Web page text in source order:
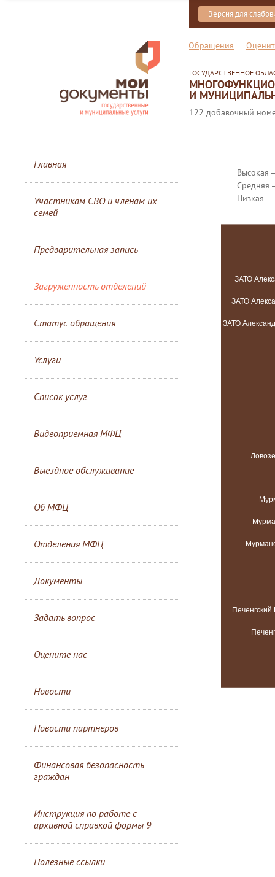
Версия для
Обращения
ГОСУДАРСТВЕННОЕ
И
122 добавочный
Главная
Участникам СВО и членам их
семей
Предварительная запись
Загруженность отделений
Статус обращения
Услуги
Список услуг
Видеоприемная МФЦ
Выездное обслуживание
Об МФЦ
Отделения МФЦ
Документы
Задать вопрос
Оцените нас
Новости
Новости партнеров
Финансовая безопасность
граждан
Инструкция по работе с
архивной справкой формы 9
Полезные ссылки
Высокая
Средняя
Низкая ‒